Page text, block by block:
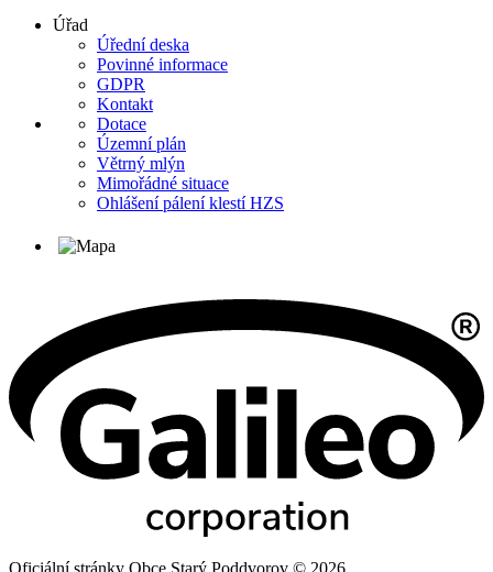
Úřad
Úřední deska
Povinné informace
GDPR
Kontakt
Dotace
Územní plán
Větrný mlýn
Mimořádné situace
Ohlášení pálení klestí HZS
Oficiální stránky Obce Starý Poddvorov © 2026